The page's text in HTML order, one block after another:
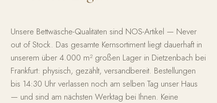
Unsere Bettwäsche-Qualitäten sind NOS-Artikel — Never
out of Stock. Das gesamte Kernsortiment liegt dauerhaft in
unserem über 4.000 m² großen Lager in Dietzenbach bei
Frankfurt: physisch, gezählt, versandbereit. Bestellungen
bis 14:30 Uhr verlassen noch am selben Tag unser Haus
— und sind am nächsten Werktag bei Ihnen. Keine